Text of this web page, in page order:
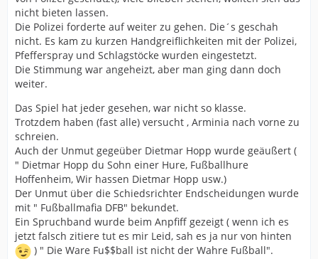
nicht bieten lassen.
Die Polizei forderte auf weiter zu gehen. Die´s geschah
nicht. Es kam zu kurzen Handgreiflichkeiten mit der Polizei,
Pfefferspray und Schlagstöcke wurden eingestetzt.
Die Stimmung war angeheizt, aber man ging dann doch
weiter.
Das Spiel hat jeder gesehen, war nicht so klasse.
Trotzdem haben (fast alle) versucht , Arminia nach vorne zu
schreien.
Auch der Unmut gegeüber Dietmar Hopp wurde geäußert (
" Dietmar Hopp du Sohn einer Hure, Fußballhure
Hoffenheim, Wir hassen Dietmar Hopp usw.)
Der Unmut über die Schiedsrichter Endscheidungen wurde
mit " Fußballmafia DFB" bekundet.
Ein Spruchband wurde beim Anpfiff gezeigt ( wenn ich es
jetzt falsch zitiere tut es mir Leid, sah es ja nur von hinten
) " Die Ware Fu$$ball ist nicht der Wahre Fußball".